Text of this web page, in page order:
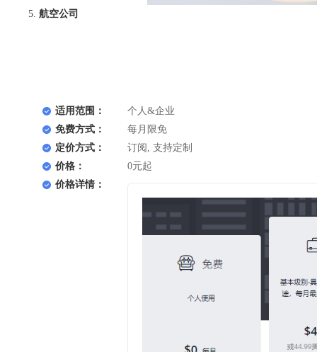
航空公司
适用范围：
个人&企业
免费方式：
每月限免
定价方式：
订阅, 支持定制
价格：
0元起
价格详情：